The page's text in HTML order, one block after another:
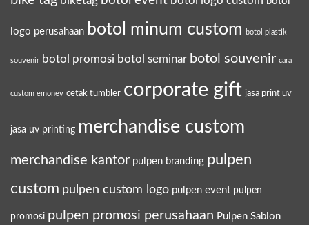
logo perusahaan botol minum custom botol plastik
souvenir botol promosi botol seminar botol souvenir cara
custom emoney cetak tumbler corporate gift jasa print uv
jasa uv printing merchandise custom
merchandise kantor pulpen branding pulpen
custom pulpen custom logo pulpen event pulpen
promosi pulpen promosi perusahaan Pulpen Sablon